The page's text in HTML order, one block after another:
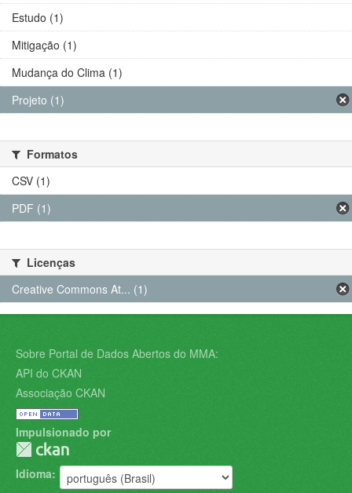
Estudo (1)
Mitigação (1)
Mudança do Clima (1)
Projeto (1)
Formatos
CSV (1)
PDF (1)
Licenças
Creative Commons At... (1)
Sobre Portal de Dados Abertos do MMA:
API do CKAN
Associação CKAN
Impulsionado por
Idioma